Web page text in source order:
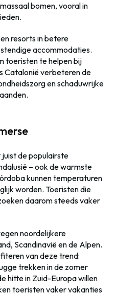
bomen, vooral in
resorts in betere
accommodaties.
toeristen te helpen bij
Catalonië verbeteren de
en schaduwrijke
de populairste
– ook de warmste
kunnen temperaturen
worden. Toeristen die
daarom steeds vaker
noordelijkere
Scandinavië en de Alpen.
van deze trend:
trekken in de zomer
hitte in Zuid-Europa willen
toeristen vaker vakanties